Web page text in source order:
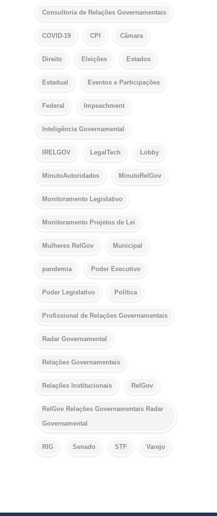
Consultoria de Relações Governamentais
COVID-19 CPI Câmara
Direito Eleições Estados
Estadual Eventos e Participações
Federal Impeachment
Inteligência Governamental
IRELGOV LegalTech Lobby
MinutoAutoridades MinutoRelGov
Monitoramento Legislativo
Monitoramento Projetos de Lei
Mulheres RelGov Municipal
pandemia Poder Executivo
Poder Legislativo Política
Profissional de Relações Governamentais
Radar Governamental
Relações Governamentais
Relações Institucionais RelGov
RelGov Relações Governamentais Radar
Governamental
RIG Senado STF Varejo